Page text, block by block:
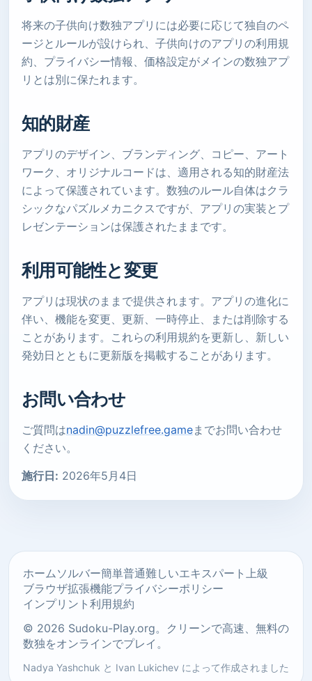
将来の子供向け数独アプリには必要に応じて独自のペ
ージとルールが設けられ、子供向けのアプリの利用規
約、プライバシー情報、価格設定がメインの数独アプ
リとは別に保たれます。
知的財産
アプリのデザイン、ブランディング、コピー、アート
ワーク、オリジナルコードは、適用される知的財産法
によって保護されています。数独のルール自体はクラ
シックなパズルメカニクスですが、アプリの実装とプ
レゼンテーションは保護されたままです。
利用可能性と変更
アプリは現状のままで提供されます。アプリの進化に
伴い、機能を変更、更新、一時停止、または削除する
ことがあります。これらの利用規約を更新し、新しい
発効日とともに更新版を掲載することがあります。
お問い合わせ
ご質問はnadin@puzzlefree.gameまでお問い合わせ
ください。
施行日: 2026年5月4日
ホームソルバー簡単普通難しいエキスパート 上級
ブラウザ拡張機能プライバシーポリシー
インプリント 利用規約
© 2026 Sudoku-Play.org。クリーンで高速、無料の
数独をオンラインでプレイ。
Nadya Yashchuk と Ivan Lukichev によって作成されました